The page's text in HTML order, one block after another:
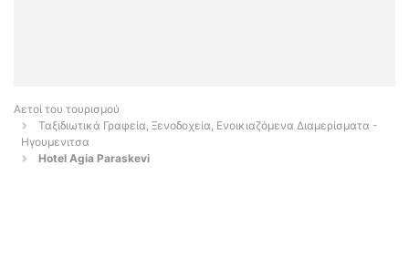
Αετοί του τουρισμού
Ταξιδιωτικά Γραφεία, Ξενοδοχεία, Ενοικιαζόμενα Διαμερίσματα -
Ηγουμενιτσα
Hotel Agia Paraskevi